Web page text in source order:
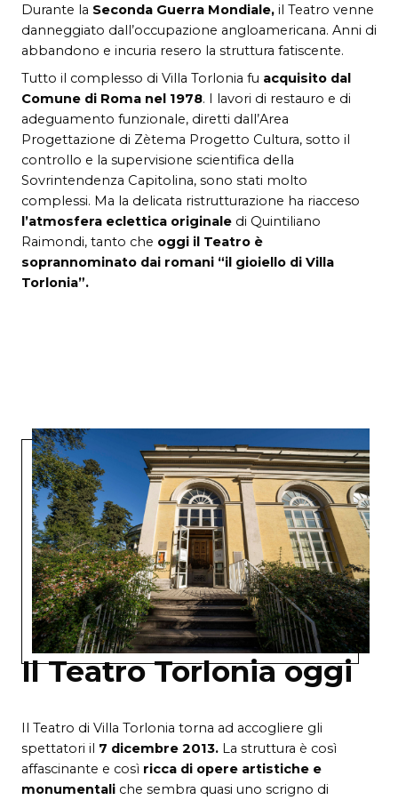
Durante la Seconda Guerra Mondiale, il Teatro venne
danneggiato dall’occupazione angloamericana. Anni di
abbandono e incuria resero la struttura fatiscente.
Tutto il complesso di Villa Torlonia fu acquisito dal
Comune di Roma nel 1978. I lavori di restauro e di
adeguamento funzionale, diretti dall’Area
Progettazione di Zètema Progetto Cultura, sotto il
controllo e la supervisione scientifica della
Sovrintendenza Capitolina, sono stati molto
complessi. Ma la delicata ristrutturazione ha riacceso
l’atmosfera eclettica originale di Quintiliano
Raimondi, tanto che oggi il Teatro è
soprannominato dai romani “il gioiello di Villa
Torlonia”.
Il Teatro Torlonia oggi
Il Teatro di Villa Torlonia torna ad accogliere gli
spettatori il 7 dicembre 2013. La struttura è così
affascinante e così ricca di opere artistiche e
monumentali che sembra quasi uno scrigno di